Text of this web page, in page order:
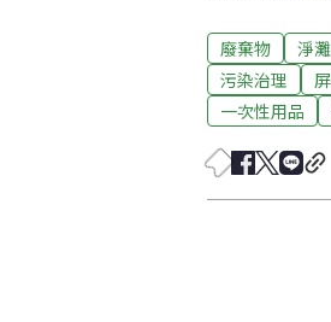
廢棄物
淨灘
污染治理
一次性用品